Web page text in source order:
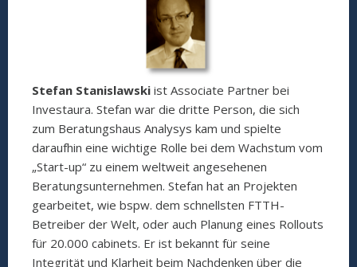
Stefan Stanislawski ist Associate Partner bei
Investaura. Stefan war die dritte Person, die sich
zum Beratungshaus Analysys kam und spielte
daraufhin eine wichtige Rolle bei dem Wachstum vom
„Start-up“ zu einem weltweit angesehenen
Beratungsunternehmen. Stefan hat an Projekten
gearbeitet, wie bspw. dem schnellsten FTTH-
Betreiber der Welt, oder auch Planung eines Rollouts
für 20.000 cabinets. Er ist bekannt für seine
Integrität und Klarheit beim Nachdenken über die